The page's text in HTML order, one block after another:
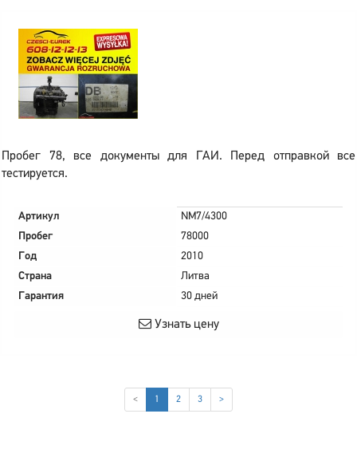
Пробег 78, все документы для ГАИ. Перед отправкой все
тестируется.
Артикул
NM7/4300
Пробег
78000
Год
2010
Страна
Литва
Гарантия
30 дней
Узнать цену
< 1 (current)
2 3 >